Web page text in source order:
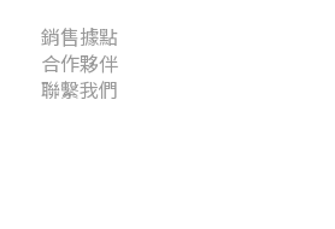
銷售據點
合作夥伴
聯繫我們